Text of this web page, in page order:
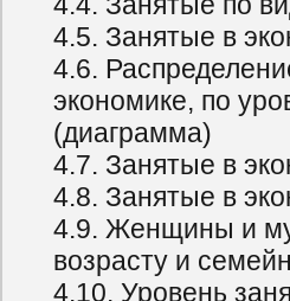
4.5. Занятые в
4.6.
экономике, по
(диаграмма)
4.7. Занятые в
4.8. Занятые в
4.9. Женщины и
возрасту и
4.10. Уровень